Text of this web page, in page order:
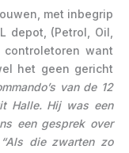
met inbegrip
depot, (Petrol, Oil,
want
het geen gericht
van de 12
Halle. Hij was een
een gesprek over
die zwarten zo